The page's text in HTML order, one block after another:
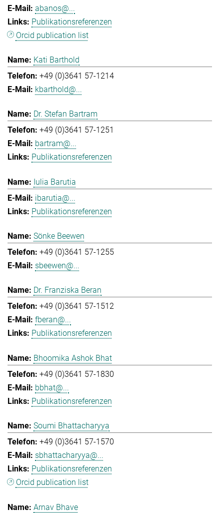
abanos@...
Publikationsreferenzen
Orcid publication list
Kati Barthold
+49 (0)3641 57-1214
kbarthold@...
Dr. Stefan Bartram
+49 (0)3641 57-1251
bartram@...
Publikationsreferenzen
Iulia Barutia
ibarutia@...
Publikationsreferenzen
Sönke Beewen
+49 (0)3641 57-1255
sbeewen@...
Dr. Franziska Beran
+49 (0)3641 57-1512
fberan@...
Publikationsreferenzen
Bhoomika Ashok Bhat
+49 (0)3641 57-1830
bbhat@...
Publikationsreferenzen
Soumi Bhattacharyya
+49 (0)3641 57-1570
sbhattacharyya@...
Publikationsreferenzen
Orcid publication list
Arnav Bhave